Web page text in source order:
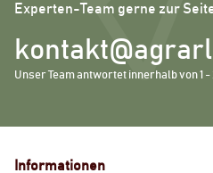
Experten-Team gerne zur
Unser Team antwortet innerhalb von 1 -
Informationen